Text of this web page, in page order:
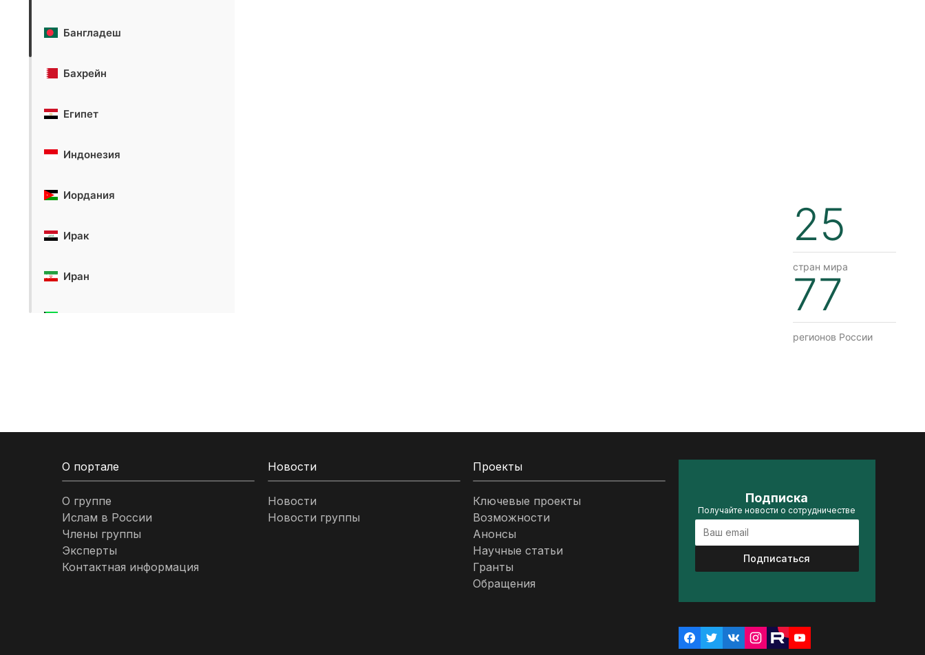
Бангладеш
Бахрейн
Египет
Индонезия
Иордания
Ирак
Иран
Малайзия
Марокко
Нигерия
25
стран мира
77
регионов России
О портале
О группе
Ислам в России
Члены группы
Эксперты
Контактная информация
Новости
Новости
Новости группы
Проекты
Ключевые проекты
Возможности
Анонсы
Научные статьи
Гранты
Обращения
Подписка
Получайте новости о сотрудничестве
Подписаться